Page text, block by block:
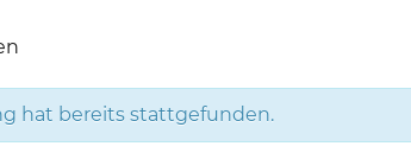
hat bereits stattgefunden.